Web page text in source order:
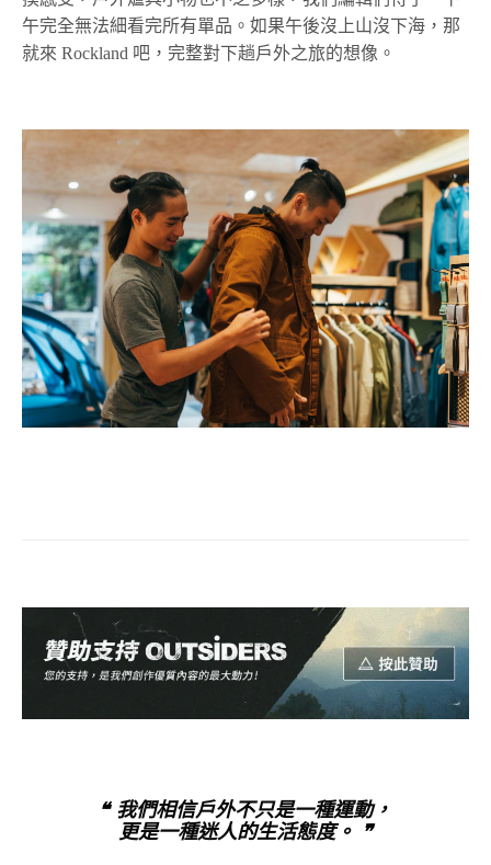
午完全無法細看完所有單品。如果午後沒上山沒下海，那
就來 Rockland 吧，完整對下趟戶外之旅的想像。
❝ 我們相信戶外不只是一種運動，
更是一種迷人的生活態度。 ❞